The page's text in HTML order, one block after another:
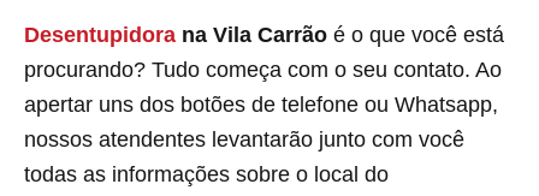
Desentupidora na Vila Carrão é o que você está
procurando? Tudo começa com o seu contato. Ao
apertar uns dos botões de telefone ou Whatsapp,
nossos atendentes levantarão junto com você
todas as informações sobre o local do